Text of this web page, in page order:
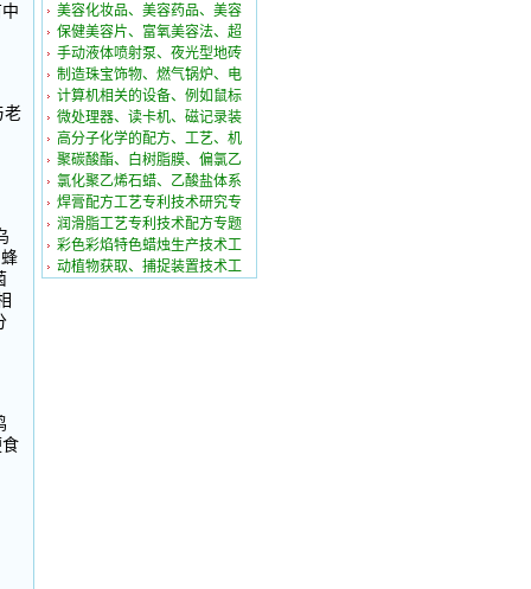
老
美容化妆品、美容药品、美容
保健美容片、富氧美容法、超
手动液体喷射泵、夜光型地砖
制造珠宝饰物、燃气锅炉、电
计算机相关的设备、例如鼠标
微处理器、读卡机、磁记录装
高分子化学的配方、工艺、机
聚碳酸酯、白树脂膜、偏氯乙
氯化聚乙烯石蜡、乙酸盐体系
焊膏配方工艺专利技术研究专
润滑脂工艺专利技术配方专题
彩色彩焰特色蜡烛生产技术工
动植物获取、捕捉装置技术工